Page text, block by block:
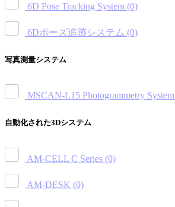
6D Pose Tracking System (0)
6Dポーズ追跡システム (0)
写真測量システム
MSCAN-L15 Photogrammetry System
自動化された3Dシステム
AM-CELL C Series (0)
AM-DESK (0)